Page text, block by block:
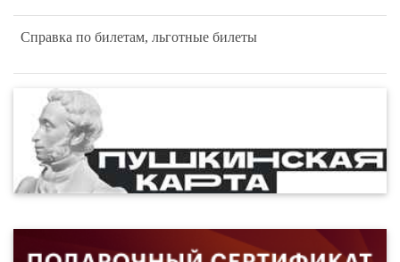
Справка по билетам, льготные билеты